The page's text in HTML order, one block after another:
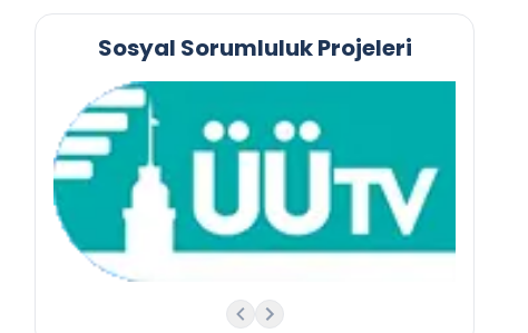
Sosyal Sorumluluk Projeleri